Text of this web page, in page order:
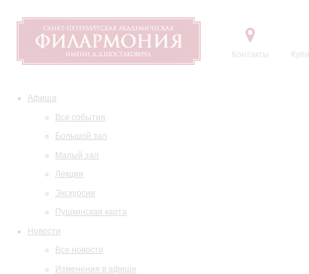
Контакты
Афиша
Все события
Большой зал
Малый зал
Лекции
Экскурсии
Пушкинская карта
Новости
Все новости
Изменения в афише